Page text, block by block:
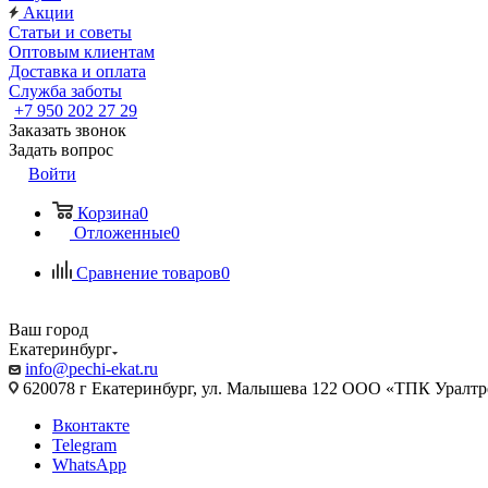
Акции
Статьи и советы
Оптовым клиентам
Доставка и оплата
Служба заботы
+7 950 202 27 29
Заказать звонок
Задать вопрос
Войти
Корзина0
Отложенные0
Сравнение товаров0
Ваш город
Екатеринбург
info@pechi-ekat.ru
620078 г Екатеринбург, ул. Малышева 122 ООО «ТПК
Вконтакте
Telegram
WhatsApp